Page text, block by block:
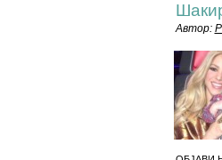
Автор: